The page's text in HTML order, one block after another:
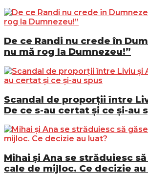
De ce Randi nu crede în
nu mă rog la Dumnezeu!”
Scandal de proporții între
De ce s-au certat și ce și-au
Mihai și Ana se străduiesc
cale de mijloc. Ce decizie